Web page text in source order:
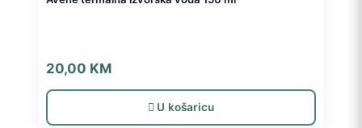
20,00 KM
U košaricu